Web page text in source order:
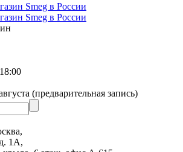
(предварительная запись)
1А,